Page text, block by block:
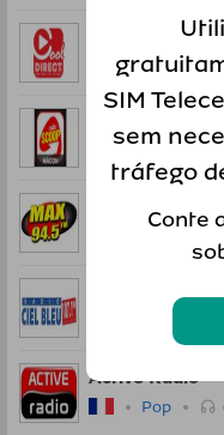
Radio Cool
Pop
Radio Scoop
Max FM
Radio Ciel Bleu
Active Radio
Pop
SIM
sem
tráfego
Conte